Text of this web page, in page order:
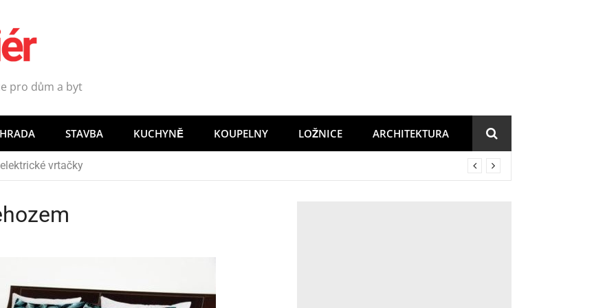
pro dům a byt
STAVBA KUCHYNĚ KOUPELNY LOŽNICE ARCHITEKTURA